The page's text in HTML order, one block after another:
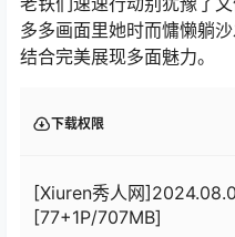
多多画面里她时而慵懒躺
结合完美展现多面魅力。
下载权限
[Xiuren秀人网
[77+1P/707MB]